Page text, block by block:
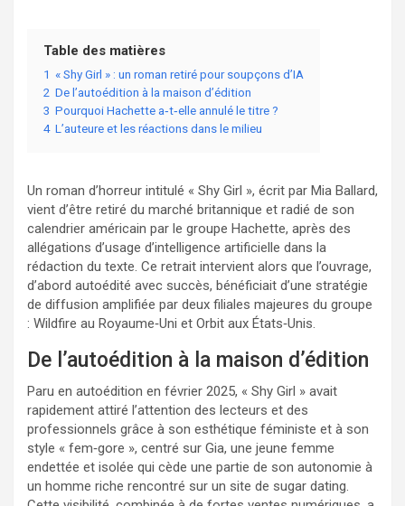
Table des matières
1 « Shy Girl » : un roman retiré pour soupçons d’IA
2 De l’autoédition à la maison d’édition
3 Pourquoi Hachette a‑t‑elle annulé le titre ?
4 L’auteure et les réactions dans le milieu
Un roman d’horreur intitulé « Shy Girl », écrit par Mia Ballard,
vient d’être retiré du marché britannique et radié de son
calendrier américain par le groupe Hachette, après des
allégations d’usage d’intelligence artificielle dans la
rédaction du texte. Ce retrait intervient alors que l’ouvrage,
d’abord autoédité avec succès, bénéficiait d’une stratégie
de diffusion amplifiée par deux filiales majeures du groupe
: Wildfire au Royaume‑Uni et Orbit aux États‑Unis.
De l’autoédition à la maison d’édition
Paru en autoédition en février 2025, « Shy Girl » avait
rapidement attiré l’attention des lecteurs et des
professionnels grâce à son esthétique féministe et à son
style « fem‑gore », centré sur Gia, une jeune femme
endettée et isolée qui cède une partie de son autonomie à
un homme riche rencontré sur un site de sugar dating.